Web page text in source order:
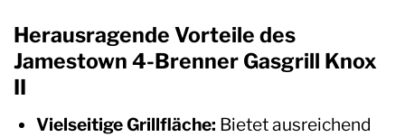
Herausragende Vorteile des
Jamestown 4-Brenner Gasgrill Knox
II
Vielseitige Grillfläche: Bietet ausreichend